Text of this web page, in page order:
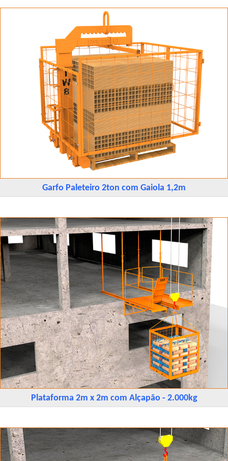
Garfo Paleteiro 2ton com Gaiola 1,2m
Plataforma 2m x 2m com Alçapão - 2.000kg